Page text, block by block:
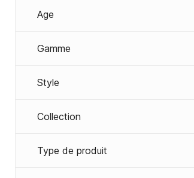
Age
Gamme
Style
Collection
Type de produit